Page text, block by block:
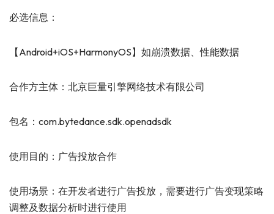
必选信息：
【Android+iOS+HarmonyOS】如崩溃数据、性能数据
合作方主体：北京巨量引擎网络技术有限公司
包名：com.bytedance.sdk.openadsdk
使用目的：广告投放合作
使用场景：在开发者进行广告投放，需要进行广告变现策略
调整及数据分析时进行使用